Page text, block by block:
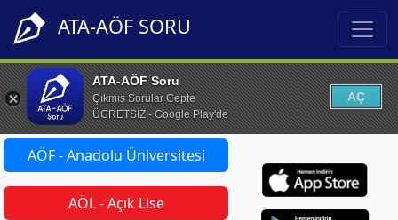
ATA-AÖF SORU
ATA-AÖF Soru
Çıkmış Sorular Cepte
ÜCRETSİZ - Google Play'de
AÇ
AÖF - Anadolu Üniversitesi
AÖL - Açık Lise